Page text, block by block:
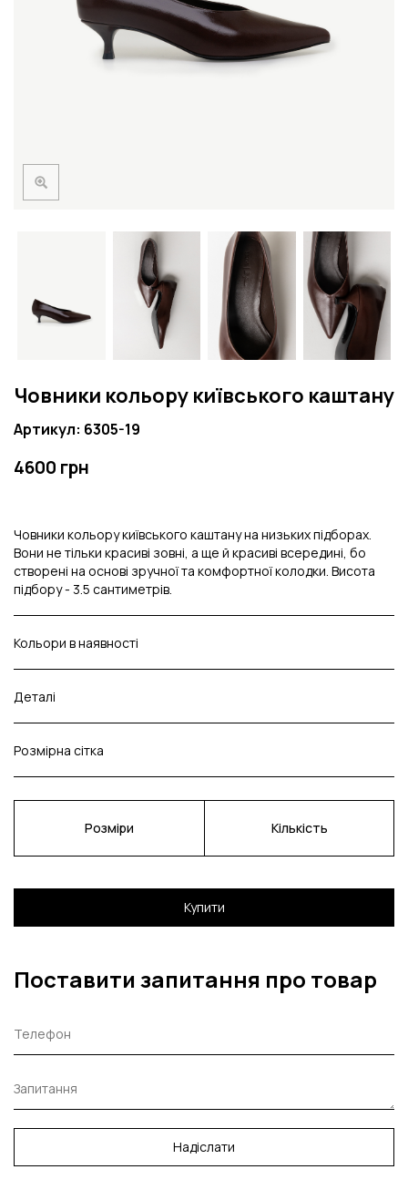
Човники кольору київського каштану
Артикул: 6305-19
4600 грн
Човники кольору київського каштану на низьких підборах.
Вони не тільки красиві зовні, а ще й красиві всередині, бо
створені на основі зручної та комфортної колодки. Висота
підбору - 3.5 сантиметрів.
Кольори в наявності
Деталі
Розмірна сітка
Розміри Кількість
Купити
Поставити запитання про товар
Надіслати